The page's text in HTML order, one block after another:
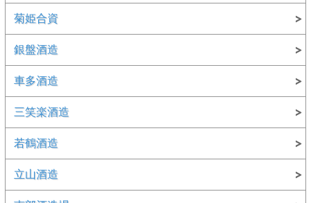
菊姫合資
銀盤酒造
車多酒造
三笑楽酒造
若鶴酒造
立山酒造